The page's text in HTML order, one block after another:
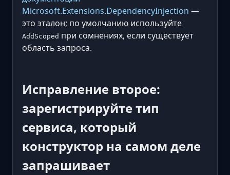
Microsoft.Extensions.DependencyInjection —
это эталон; по умолчанию используйте
AddScoped при сомнениях, если существует
область запроса.
Исправление второе:
зарегистрируйте тип
сервиса, который
конструктор на самом деле
запрашивает